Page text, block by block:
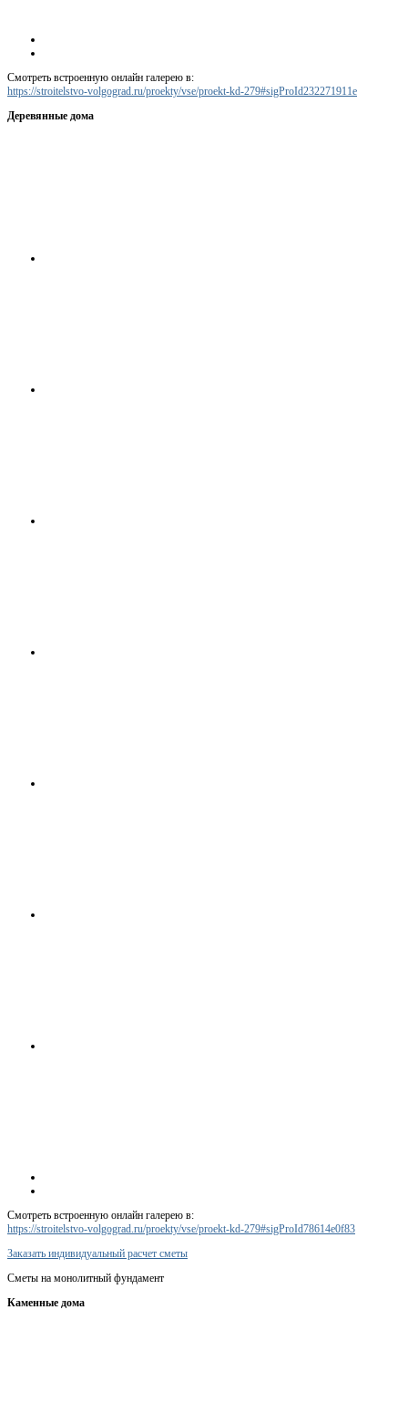
Смотреть встроенную онлайн галерею в:
https://stroitelstvo-volgograd.ru/proekty/vse/proekt-kd-279#sigProId232271911e
Деревянные дома
Смотреть встроенную онлайн галерею в:
https://stroitelstvo-volgograd.ru/proekty/vse/proekt-kd-279#sigProId78614e0f83
Заказать индивидуальный расчет сметы
Сметы на монолитный фундамент
Каменные дома